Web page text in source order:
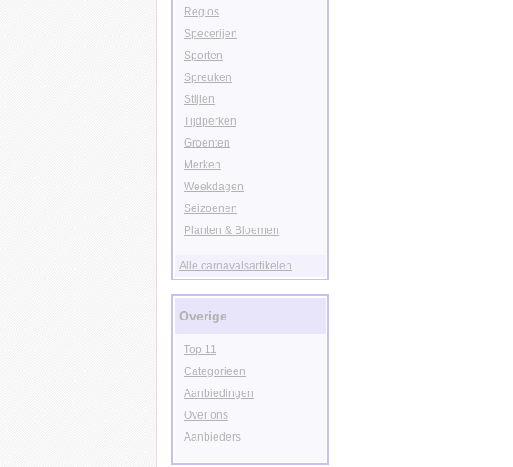
Regios
Specerijen
Sporten
Spreuken
Stijlen
Tijdperken
Groenten
Merken
Weekdagen
Seizoenen
Planten & Bloemen
Alle carnavalsartikelen
Overige
Top 11
Categorieen
Aanbiedingen
Over ons
Aanbieders